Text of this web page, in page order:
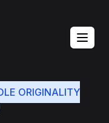
ORIGINALITY